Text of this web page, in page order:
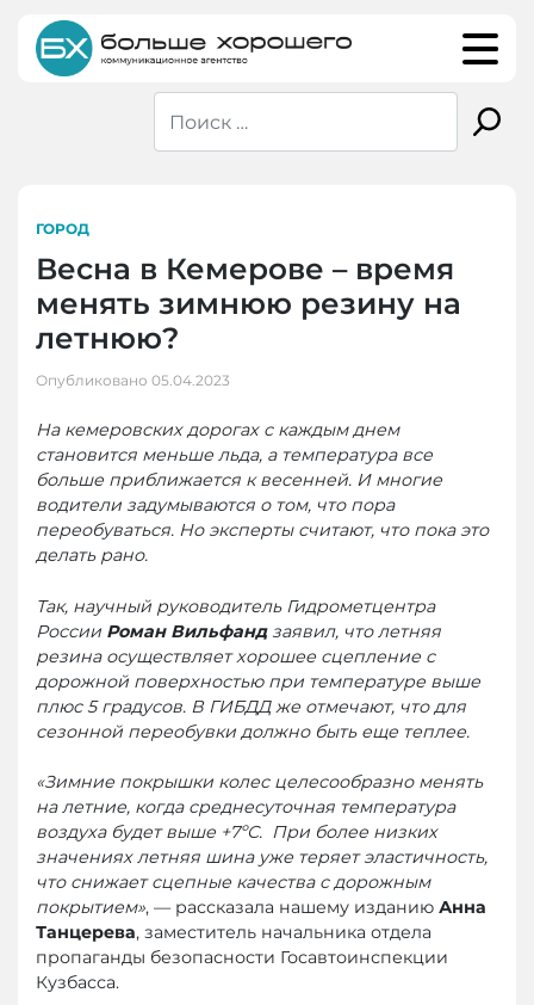
content
ГОРОД
Весна в Кемерове – время
менять зимнюю резину на
летнюю?
Опубликовано 05.04.2023
На кемеровских дорогах с каждым днем
становится меньше льда, а температура все
больше приближается к весенней. И многие
водители задумываются о том, что пора
переобуваться. Но эксперты считают, что пока это
делать рано.
Так, научный руководитель Гидрометцентра
России Роман Вильфандзаявил, что летняя
резина осуществляет хорошее сцепление с
дорожной поверхностью при температуре выше
плюс 5 градусов. В ГИБДД же отмечают, что для
сезонной переобувки должно быть еще теплее.
«Зимние покрышки колес целесообразно менять
на летние, когда среднесуточная температура
воздуха будет выше +7ºС. При более низких
значениях летняя шина уже теряет эластичность,
что снижает сцепные качества с дорожным
покрытием», — рассказала нашему изданию Анна
Танцерева, заместитель начальника отдела
пропаганды безопасности Госавтоинспекции
Кузбасса.